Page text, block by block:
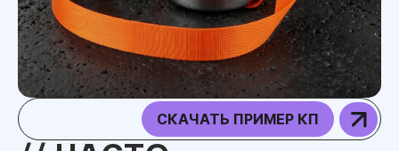
СКАЧАТЬ ПРИМЕР КП